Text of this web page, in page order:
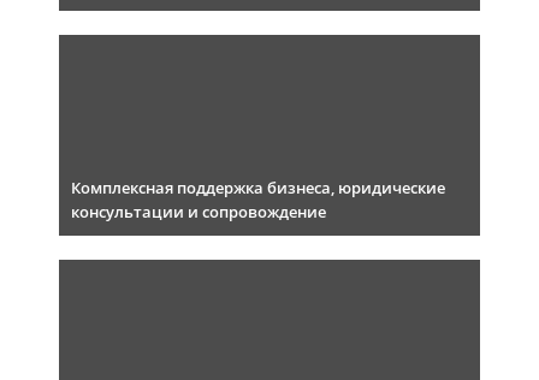
Комплексная поддержка бизнеса, юридические
консультации и сопровождение